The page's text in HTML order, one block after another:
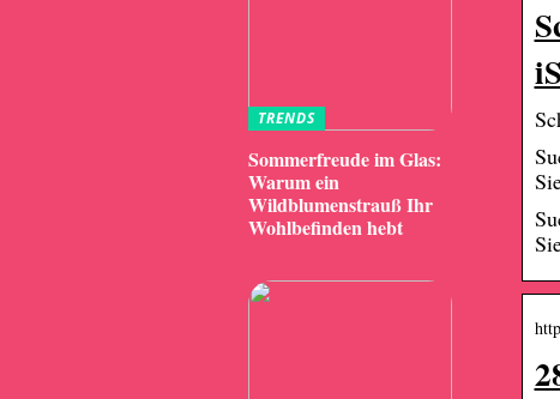
TRENDS
Sommerfreude im Glas:
Warum ein
Wildblumenstrauß Ihr
Wohlbefinden hebt